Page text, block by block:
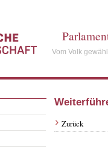
Vom Volk
Zurück